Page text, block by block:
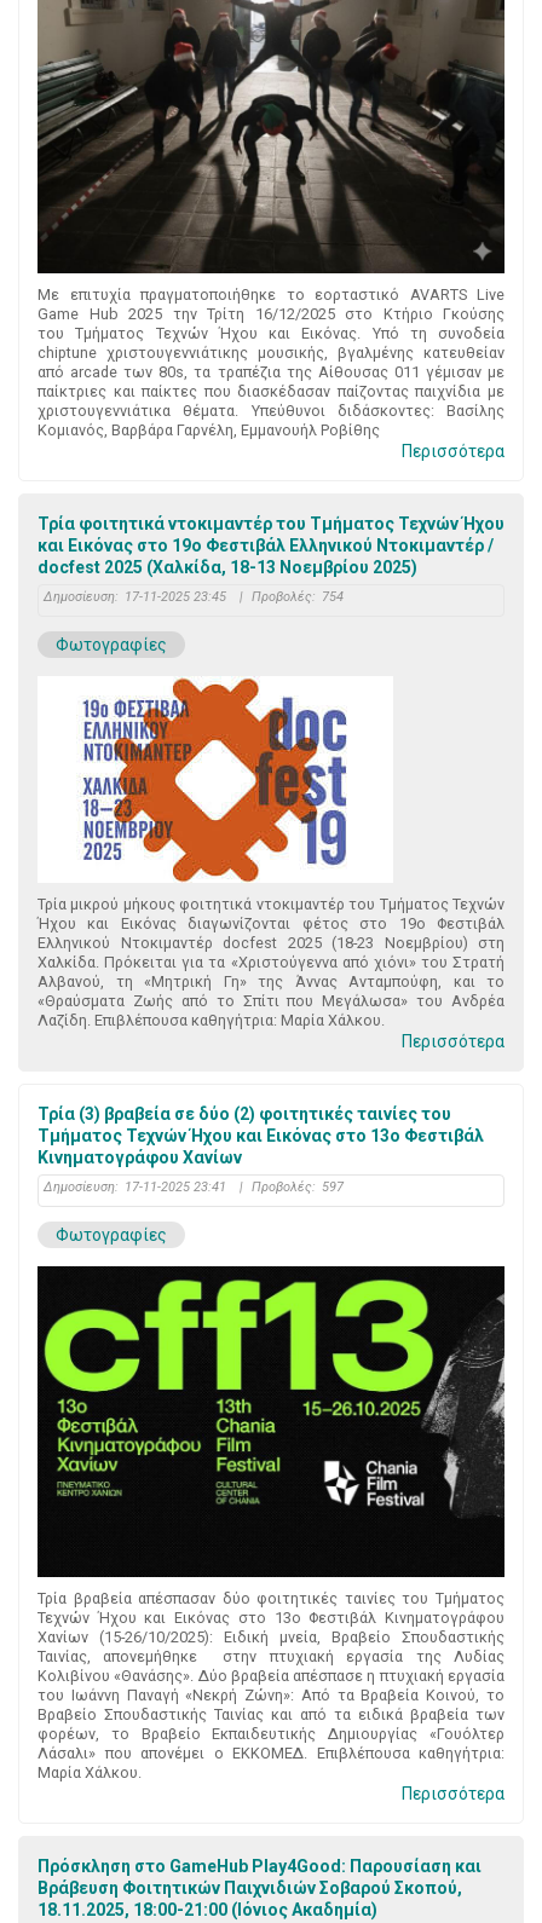
Με επιτυχία πραγματοποιήθηκε το εορταστικό AVARTS Live
Game Hub 2025 την Τρίτη 16/12/2025 στο Κτήριο Γκούσης
του Τμήματος Τεχνών Ήχου και Εικόνας. Υπό τη συνοδεία
chiptune χριστουγεννιάτικης μουσικής, βγαλμένης κατευθείαν
από arcade των 80s, τα τραπέζια της Αίθουσας 011 γέμισαν με
παίκτριες και παίκτες που διασκέδασαν παίζοντας παιχνίδια με
χριστουγεννιάτικα θέματα. Υπεύθυνοι διδάσκοντες: Βασίλης
Κομιανός, Βαρβάρα Γαρνέλη, Εμμανουήλ Ροβίθης
Περισσότερα
Τρία φοιτητικά ντοκιμαντέρ του Τμήματος Τεχνών Ήχου
και Εικόνας στο 19ο Φεστιβάλ Ελληνικού Ντοκιμαντέρ /
docfest 2025 (Χαλκίδα, 18-13 Νοεμβρίου 2025)
Δημοσίευση: 17-11-2025 23:45 | Προβολές: 754
Φωτογραφίες
Τρία μικρού μήκους φοιτητικά ντοκιμαντέρ του Τμήματος Τεχνών
Ήχου και Εικόνας διαγωνίζονται φέτος στο 19ο Φεστιβάλ
Ελληνικού Ντοκιμαντέρ docfest 2025 (18-23 Νοεμβρίου) στη
Χαλκίδα. Πρόκειται για τα «Χριστούγεννα από χιόνι» του Στρατή
Αλβανού, τη «Μητρική Γη» της Άννας Ανταμπούφη, και το
«Θραύσματα Ζωής από το Σπίτι που Μεγάλωσα» του Ανδρέα
Λαζίδη. Επιβλέπουσα καθηγήτρια: Μαρία Χάλκου.
Περισσότερα
Τρία (3) βραβεία σε δύο (2) φοιτητικές ταινίες του
Τμήματος Τεχνών Ήχου και Εικόνας στο 13ο Φεστιβάλ
Κινηματογράφου Χανίων
Δημοσίευση: 17-11-2025 23:41 | Προβολές: 597
Φωτογραφίες
Τρία βραβεία απέσπασαν δύο φοιτητικές ταινίες του Τμήματος
Τεχνών Ήχου και Εικόνας στο 13ο Φεστιβάλ Κινηματογράφου
Χανίων (15-26/10/2025): Ειδική μνεία, Βραβείο Σπουδαστικής
Ταινίας, απονεμήθηκε στην πτυχιακή εργασία της Λυδίας
Κολιβίνου «Θανάσης». Δύο βραβεία απέσπασε η πτυχιακή εργασία
του Ιωάννη Παναγή «Νεκρή Ζώνη»: Από τα Βραβεία Κοινού, το
Βραβείο Σπουδαστικής Ταινίας και από τα ειδικά βραβεία των
φορέων, το Βραβείο Εκπαιδευτικής Δημιουργίας «Γουόλτερ
Λάσαλι» που απονέμει ο ΕΚΚΟΜΕΔ. Επιβλέπουσα καθηγήτρια:
Μαρία Χάλκου.
Περισσότερα
Πρόσκληση στο GameHub Play4Good: Παρουσίαση και
Βράβευση Φοιτητικών Παιχνιδιών Σοβαρού Σκοπού,
18.11.2025, 18:00-21:00 (Ιόνιος Ακαδημία)